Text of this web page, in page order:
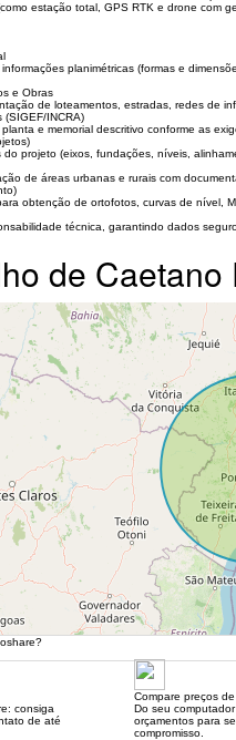
estação total, GPS RTK e drone com
planimétricas (formas e
e Obras
de loteamentos, estradas, redes de
(SIGEF/INCRA)
e memorial descritivo conforme as
projeto (eixos, fundações, níveis,
de áreas urbanas e rurais com
obtenção de ortofotos, curvas de nível,
técnica, garantindo dados
de Caetano
consiga
de até
Compare preços
Do seu
orçamentos para
compromisso.